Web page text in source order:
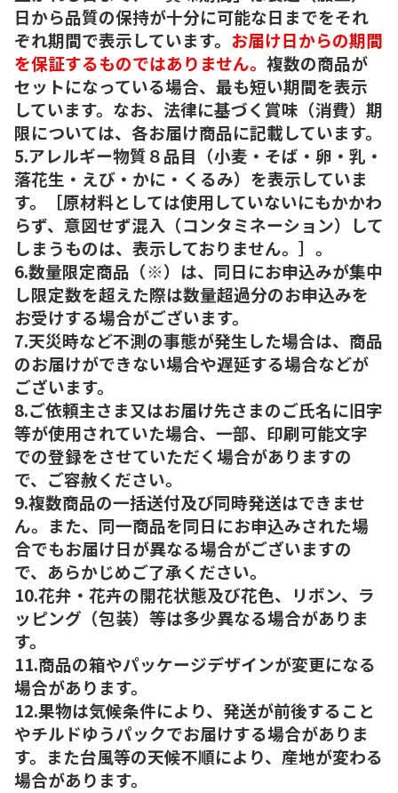
日から品質の保持が十分に可能な日までをそれ
ぞれ期間で表示しています。 お届け日からの期間
を保証するものではありません。 複数の商品が
セットになっている場合、最も短い期間を表示
しています。なお、法律に基づく賞味（消費）期
限については、各お届け商品に記載しています。
5.アレルギー物質８品目（小麦・そば・卵・乳・
落花生・えび・かに・くるみ）を表示していま
す。［原材料としては使用していないにもかかわ
らず、意図せず混入（コンタミネーション）して
しまうものは、表示しておりません。］。
6.数量限定商品（※）は、同日にお申込みが集中
し限定数を超えた際は数量超過分のお申込みを
お受けする場合がございます。
7.天災時など不測の事態が発生した場合は、商品
のお届けができない場合や遅延する場合などが
ございます。
8.ご依頼主さま又はお届け先さまのご氏名に旧字
等が使用されていた場合、一部、印刷可能文字
での登録をさせていただく場合がありますの
で、ご容赦ください。
9.複数商品の一括送付及び同時発送はできませ
ん。また、同一商品を同日にお申込みされた場
合でもお届け日が異なる場合がございますの
で、あらかじめご了承ください。
10.花弁・花卉の開花状態及び花色、リボン、ラ
ッピング（包装）等は多少異なる場合がありま
す。
11.商品の箱やパッケージデザインが変更になる
場合があります。
12.果物は気候条件により、発送が前後すること
やチルドゆうパックでお届けする場合がありま
す。また台風等の天候不順により、産地が変わる
場合があります。